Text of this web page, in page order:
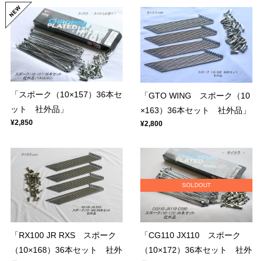
「スポーク（10×157）36本セ
ット 社外品」
¥2,850
「GTO WING スポーク（10
×163）36本セット 社外品」
¥2,800
「RX100 JR RXS スポーク
（10×168）36本セット 社外
SOLDOUT
「CG110 JX110 スポーク
（10×172）36本セット 社外